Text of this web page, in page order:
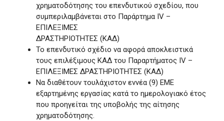
χρηματοδότησης του επενδυτικού σχεδίου, που
συμπεριλαμβάνεται στο Παράρτημα IV –
EΠΙΛΕΞΙΜΕΣ
ΔΡΑΣΤΗΡΙΟΤΗΤΕΣ (ΚΑΔ)
Το επενδυτικό σχέδιο να αφορά αποκλειστικά
τους επιλέξιμους ΚΑΔ του Παραρτήματος IV –
EΠΙΛΕΞΙΜΕΣ ΔΡΑΣΤΗΡΙΟΤΗΤΕΣ (ΚΑΔ)
Να διαθέτουν τουλάχιστον εννέα (9) ΕΜΕ
εξαρτημένης εργασίας κατά το ημερολογιακό έτος
που προηγείται της υποβολής της αίτησης
χρηματοδότησης.